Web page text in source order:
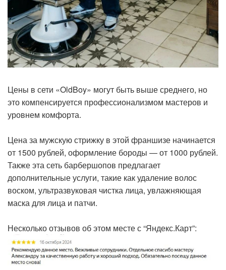
Цены в сети «OldBoy» могут быть выше среднего, но
это компенсируется профессионализмом мастеров и
уровнем комфорта.
Цена за мужскую стрижку в этой франшизе начинается
от 1500 рублей, оформление бороды — от 1000 рублей.
Также эта сеть барбершопов предлагает
дополнительные услуги, такие как удаление волос
воском, ультразвуковая чистка лица, увлажняющая
маска для лица и патчи.
Несколько отзывов об этом месте с “Яндекс.Карт”: